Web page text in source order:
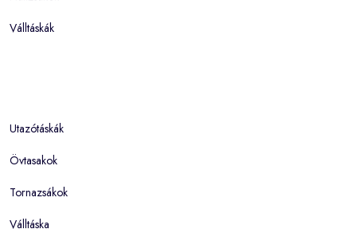
Válltáskák
Utazótáskák
Övtasakok
Tornazsákok
Válltáska